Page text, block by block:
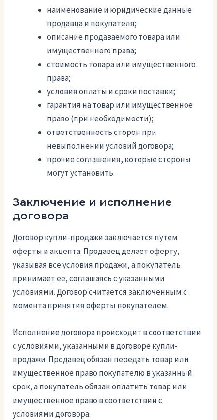
наименование и юридические данные
продавца и покупателя;
описание продаваемого товара или
имущественного права;
стоимость товара или имущественного
права;
условия оплаты и сроки поставки;
гарантия на товар или имущественное
право (при необходимости);
ответственность сторон при
невыполнении условий договора;
прочие соглашения, которые стороны
могут установить.
Заключение и исполнение
договора
Договор купли-продажи заключается путем
оферты и акцепта. Продавец делает оферту,
указывая все условия продажи, а покупатель
принимает ее, соглашаясь с указанными
условиями. Договор считается заключенным с
момента принятия оферты покупателем.
Исполнение договора происходит в соответствии
с условиями, указанными в договоре купли-
продажи. Продавец обязан передать товар или
имущественное право покупателю в указанный
срок, а покупатель обязан оплатить товар или
имущественное право в соответствии с
условиями договора.